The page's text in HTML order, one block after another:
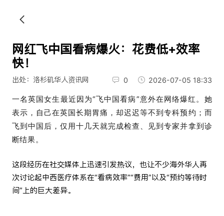
网红飞中国看病爆火：花费低+效率
快！
出处：洛杉矶华人资讯网 0 2026-07-05 18:33
一名英国女生最近因为“飞中国看病”意外在网络爆红。她
表示，自己在英国长期胃痛，却迟迟等不到专科预约；而
飞到中国后，仅用十几天就完成检查、见到专家并拿到诊
断结果。
这段经历在社交媒体上迅速引发热议，也让不少海外华人再
次讨论起中西医疗体系在“看病效率”“费用”以及“预约等待时
间”上的巨大差异。